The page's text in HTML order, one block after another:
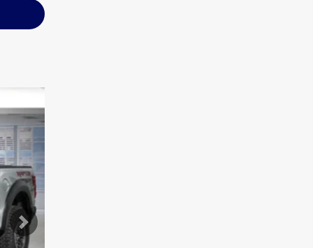
Suivant